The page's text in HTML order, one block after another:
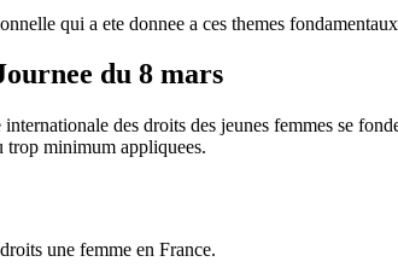
qui a ete donnee a ces themes
du 8 mars
des droits des jeunes femmes se
trop minimum appliquees.
une femme en France.